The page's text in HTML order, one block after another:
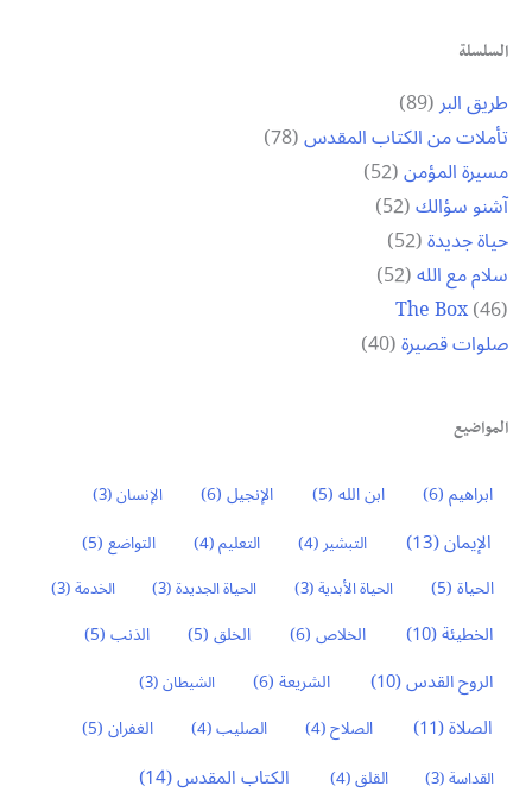
السلسلة
طريق البر(89)
تأملات من الكتاب المقدس(78)
مسيرة المؤمن(52)
آشنو سؤالك(52)
حياة جديدة(52)
سلام مع الله(52)
The Box(46)
صلوات قصيرة(40)
المواضيع
ابراهيم(6) ابن الله(5) الإنجيل(6) الإنسان(3)
الإيمان(13) التبشير(4) التعليم(4) التواضع(5)
الحياة(5) الحياة الأبدية(3) الحياة الجديدة(3) الخدمة(3)
الخطيئة(10) الخلاص(6) الخلق(5) الذنب(5)
الروح القدس(10) الشريعة(6) الشيطان(3)
الصلاة(11) الصلاح(4) الصليب(4) الغفران(5)
القداسة(3) القلق(4) الكتاب المقدس(14)